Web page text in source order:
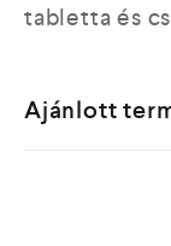
tabletta és
Ajánlott